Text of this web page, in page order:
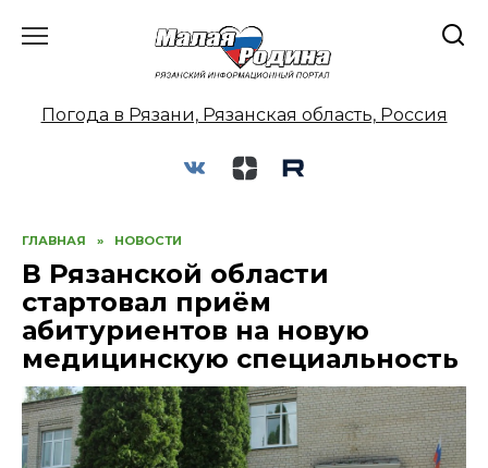
Погода в Рязани, Рязанская область, Россия
ГЛАВНАЯ » НОВОСТИ
В Рязанской области
стартовал приём
абитуриентов на новую
медицинскую специальность